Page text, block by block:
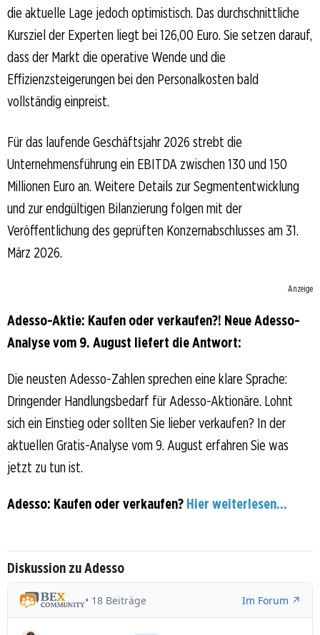
die aktuelle Lage jedoch optimistisch. Das durchschnittliche
Kursziel der Experten liegt bei 126,00 Euro. Sie setzen darauf,
dass der Markt die operative Wende und die
Effizienzsteigerungen bei den Personalkosten bald
vollständig einpreist.
Für das laufende Geschäftsjahr 2026 strebt die
Unternehmensführung ein EBITDA zwischen 130 und 150
Millionen Euro an. Weitere Details zur Segmententwicklung
und zur endgültigen Bilanzierung folgen mit der
Veröffentlichung des geprüften Konzernabschlusses am 31.
März 2026.
Anzeige
Adesso-Aktie: Kaufen oder verkaufen?! Neue Adesso-
Analyse vom 9. August liefert die Antwort:
Die neusten Adesso-Zahlen sprechen eine klare Sprache:
Dringender Handlungsbedarf für Adesso-Aktionäre. Lohnt
sich ein Einstieg oder sollten Sie lieber verkaufen? In der
aktuellen Gratis-Analyse vom 9. August erfahren Sie was
jetzt zu tun ist.
Adesso: Kaufen oder verkaufen? Hier weiterlesen...
Diskussion zu Adesso